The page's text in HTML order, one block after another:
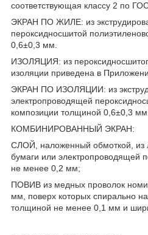
соответствующая классу 2 по
ЭКРАН ПО ЖИЛЕ: из
пероксидносшитой
0,6±0,3 мм.
ИЗОЛЯЦИЯ: из
изоляции приведена в
ЭКРАН ПО ИЗОЛЯЦИИ: из
электропроводящей
композиции толщиной 0,6±0,3
КОМБИНИРОВАННЫЙ ЭКРАН:
СЛОЙ, наложенный обмоткой, из
бумаги или электропроводящей
не менее 0,2 мм;
ПОВИВ из медных проволок
мм, поверх которых спирально
толщиной не менее 0,1 мм и